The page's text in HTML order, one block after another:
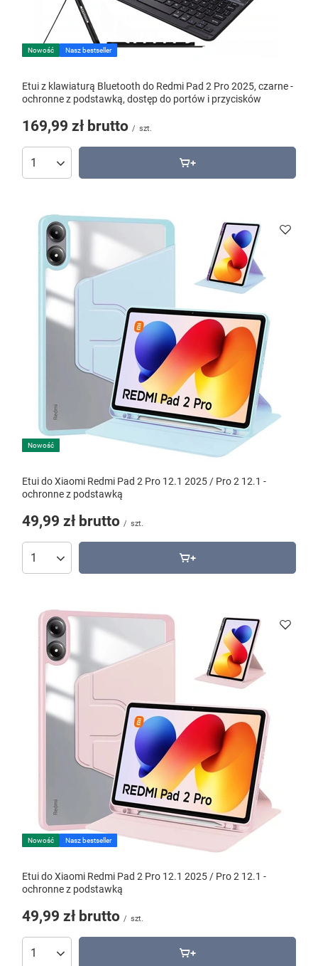
Nowość Nasz bestseller
Etui z klawiaturą Bluetooth do Redmi Pad 2 Pro 2025, czarne -
ochronne z podstawką, dostęp do portów i przycisków
169,99 zł brutto / szt.
Nowość
Etui do Xiaomi Redmi Pad 2 Pro 12.1 2025 / Pro 2 12.1 -
ochronne z podstawką
49,99 zł brutto / szt.
Nowość Nasz bestseller
Etui do Xiaomi Redmi Pad 2 Pro 12.1 2025 / Pro 2 12.1 -
ochronne z podstawką
49,99 zł brutto / szt.